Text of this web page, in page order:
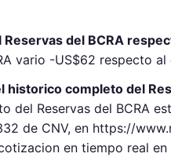
del BCRA
vario -US$62 respecto
historico completo del
del Reservas del BCRA
de CNV, en https://
en tiempo real